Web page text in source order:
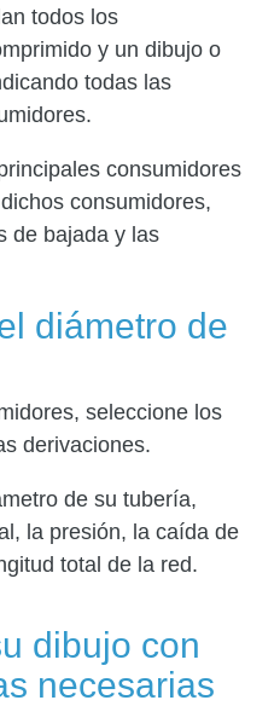
todos los
y un dibujo o
todas las
consumidores
consumidores,
de bajada y las
diámetro de
seleccione los
derivaciones.
de su tubería,
la presión, la caída de
total de la red.
dibujo con
necesarias